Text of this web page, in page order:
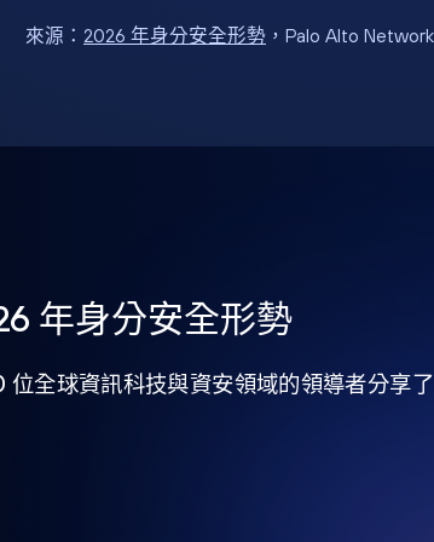
來源： 2026 年身分安全形勢，Palo Alto
年身分安全形勢
位全球資訊科技與資安領域的領導者分享